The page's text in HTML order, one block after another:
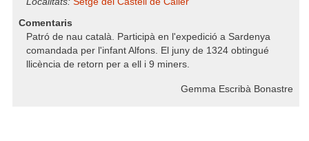
Comentaris
Patró de nau català. Participà en l'expedició a Sardenya
comandada per l'infant Alfons. El juny de 1324 obtingué
llicència de retorn per a ell i 9 miners.
Gemma Escribà Bonastre